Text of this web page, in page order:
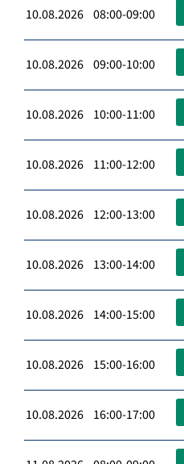
10.08.2026 08:00-09:00
10.08.2026 09:00-10:00
10.08.2026 10:00-11:00
10.08.2026 11:00-12:00
10.08.2026 12:00-13:00
10.08.2026 13:00-14:00
10.08.2026 14:00-15:00
10.08.2026 15:00-16:00
10.08.2026 16:00-17:00